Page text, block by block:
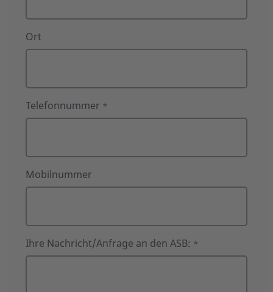
Ort
Telefonnummer *
Mobilnummer
Ihre Nachricht/Anfrage an den ASB: *